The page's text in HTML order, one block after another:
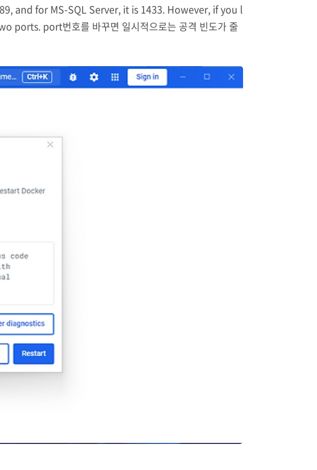
and for MS-SQL Server, it is 1433. However, if you l
port번호를 바꾸면 일시적으로는 공격 빈도가 줄